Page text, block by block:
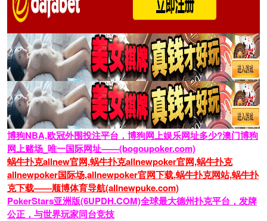
博狗NBA,欧冠外围投注平台，博狗网上娱乐网址多少?澳门博狗
网上赌场_唯一国际网址——(bogoupoker.com)
蜗牛扑克allnew官网,蜗牛扑克allnewpoker官网,蜗牛扑克
allnewpoker国际场,allnewpoker官网下载,蜗牛扑克网站,蜗牛扑
克下载——顺博体育导航(allnewpuke.com)
PokerStars亚洲版(6UPDH.COM)全球最大德州扑克平台，发牌
公正，与世界玩家同台竞技